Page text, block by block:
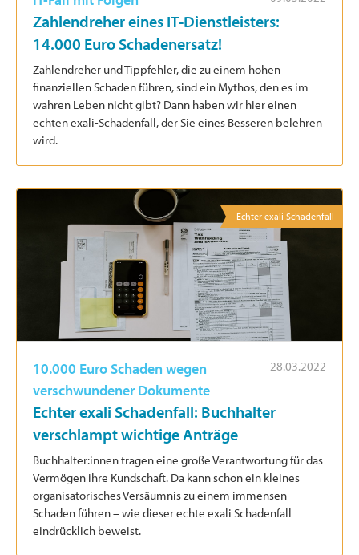
Zahlendreher eines IT-Dienstleisters:
14.000 Euro Schadenersatz!
Zahlendreher und Tippfehler, die zu einem hohen
finanziellen Schaden führen, sind ein Mythos, den es im
wahren Leben nicht gibt? Dann haben wir hier einen
echten exali-Schadenfall, der Sie eines Besseren belehren
wird.
Echter exali Schadenfall
28.03.2022
10.000 Euro Schaden wegen
verschwundener Dokumente
Echter exali Schadenfall: Buchhalter
verschlampt wichtige Anträge
Buchhalter:innen tragen eine große Verantwortung für das
Vermögen ihre Kundschaft. Da kann schon ein kleines
organisatorisches Versäumnis zu einem immensen
Schaden führen – wie dieser echte exali Schadenfall
eindrücklich beweist.